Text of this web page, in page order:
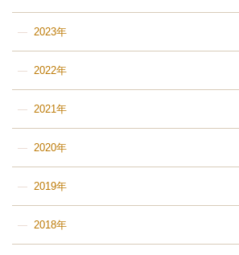
2023年
2022年
2021年
2020年
2019年
2018年